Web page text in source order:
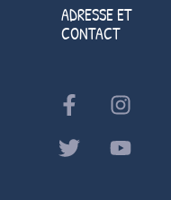
ADRESSE ET
CONTACT